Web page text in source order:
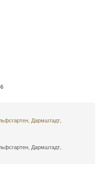
Дармштадт,
Дармштадт,